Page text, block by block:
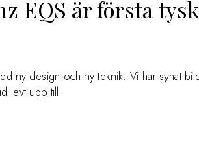
EQS är första
ny design och ny teknik. Vi har synat
levt upp till